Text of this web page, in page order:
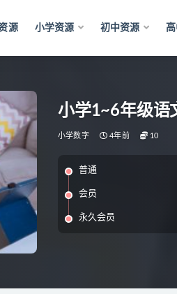
源 小学资源 初中资源
小学1~6年级语
小学数字 4年前 10
普通
会员
永久会员